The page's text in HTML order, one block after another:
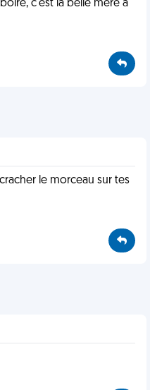
c'est la belle mère a
le morceau sur tes